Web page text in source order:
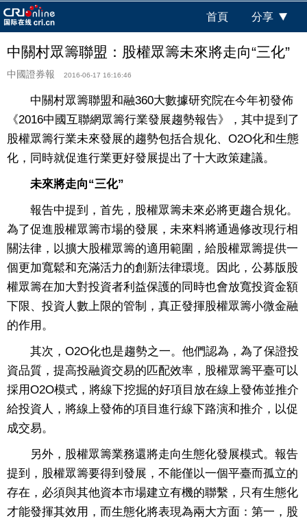
首頁 分享
中關村眾籌聯盟：股權眾籌未來將走向“三化”
中國證券報 2016-06-17 16:16:46
中關村眾籌聯盟和融360大數據研究院在今年初發佈
《2016中國互聯網眾籌行業發展趨勢報告》，其中提到了
股權眾籌行業未來發展的趨勢包括合規化、O2O化和生態
化，同時就促進行業更好發展提出了十大政策建議。
未來將走向“三化”
報告中提到，首先，股權眾籌未來必將更趨合規化。
為了促進股權眾籌市場的發展，未來料將通過修改現行相
關法律，以擴大股權眾籌的適用範圍，給股權眾籌提供一
個更加寬鬆和充滿活力的創新法律環境。因此，公募版股
權眾籌在加大對投資者利益保護的同時也會放寬投資金額
下限、投資人數上限的管制，真正發揮股權眾籌小微金融
的作用。
其次，O2O化也是趨勢之一。他們認為，為了保證投
資品質，提高投融資交易的匹配效率，股權眾籌平臺可以
採用O2O模式，將線下挖掘的好項目放在線上發佈並推介
給投資人，將線上發佈的項目進行線下路演和推介，以促
成交易。
另外，股權眾籌業務還將走向生態化發展模式。報告
提到，股權眾籌要得到發展，不能僅以一個平臺而孤立的
存在，必須與其他資本市場建立有機的聯繫，只有生態化
才能發揮其效用，而生態化將表現為兩大方面：第一，股